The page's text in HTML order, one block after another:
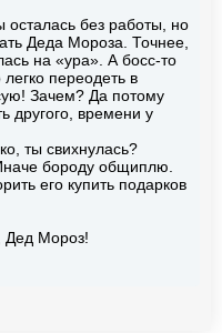
осталась без работы, но
Деда Мороза. Точнее,
на «ура». А босс‐то
переодеть в
Зачем? Да потому
другого, времени у
ты свихнулась?
бороду общиплю.
его купить подарков
Мороз!